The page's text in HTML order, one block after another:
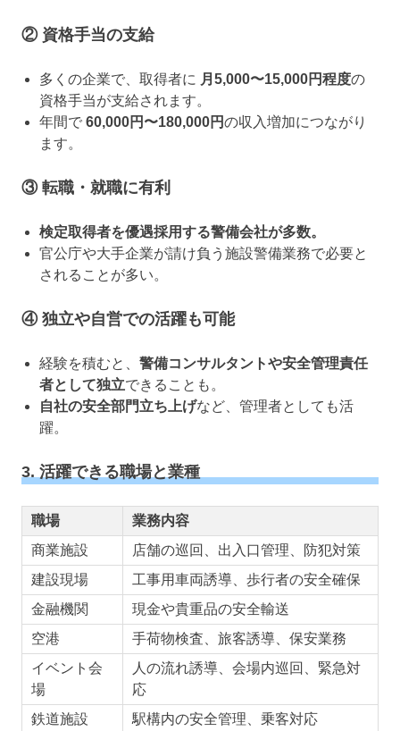
② 資格手当の支給
多くの企業で、取得者に 月5,000〜15,000円程度の
資格手当が支給されます。
年間で 60,000円〜180,000円の収入増加につながり
ます。
③ 転職・就職に有利
検定取得者を優遇採用する警備会社が多数。
官公庁や大手企業が請け負う施設警備業務で必要と
されることが多い。
④ 独立や自営での活躍も可能
経験を積むと、 警備コンサルタントや安全管理責任
者として独立できることも。
自社の安全部門立ち上げなど、管理者としても活
躍。
3. 活躍できる職場と業種
職場
業務内容
商業施設
店舗の巡回、出入口管理、防犯対策
建設現場
工事用車両誘導、歩行者の安全確保
金融機関
現金や貴重品の安全輸送
空港
手荷物検査、旅客誘導、保安業務
イベント会
場
人の流れ誘導、会場内巡回、緊急対
応
鉄道施設
駅構内の安全管理、乗客対応